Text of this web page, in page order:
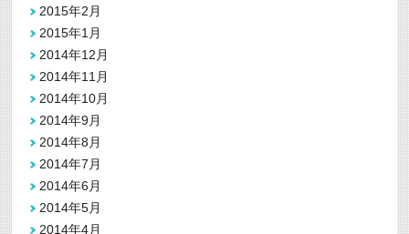
2015年2月
2015年1月
2014年12月
2014年11月
2014年10月
2014年9月
2014年8月
2014年7月
2014年6月
2014年5月
2014年4月